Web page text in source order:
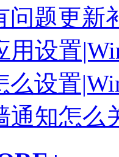
问题更新
用设置
么设置
通知怎么